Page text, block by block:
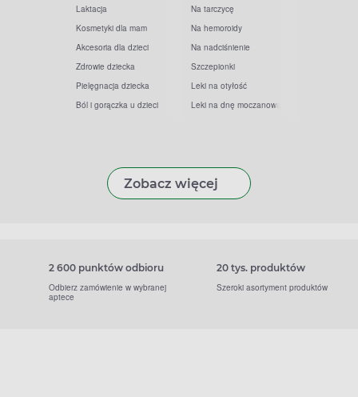
Laktacja
Kosmetyki dla mam
Akcesoria dla dzieci
Zdrowie dziecka
Pielęgnacja dziecka
Ból i gorączka u dzieci
Na tarczycę
Na hemoroidy
Na nadciśnienie
Szczepionki
Leki na otyłość
Leki na dnę moczanową
Zobacz więcej
2 600 punktów odbioru
Odbierz zamówienie w wybranej
aptece
20 tys. produktów
Szeroki asortyment produktów